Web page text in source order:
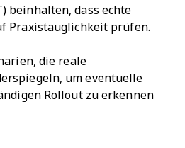
beinhalten, dass echte
Praxistauglichkeit prüfen.
die reale
um eventuelle
Rollout zu erkennen